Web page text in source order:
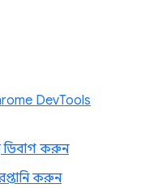
DevTools
ডিবাগ করুন
করুন